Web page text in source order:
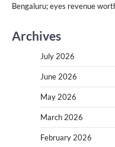
Bengaluru; eyes revenue
Archives
July 2026
June 2026
May 2026
March 2026
February 2026